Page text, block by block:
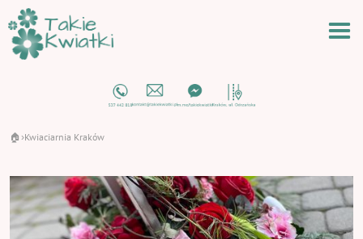
🏠 ›Kwiaciarnia Kraków